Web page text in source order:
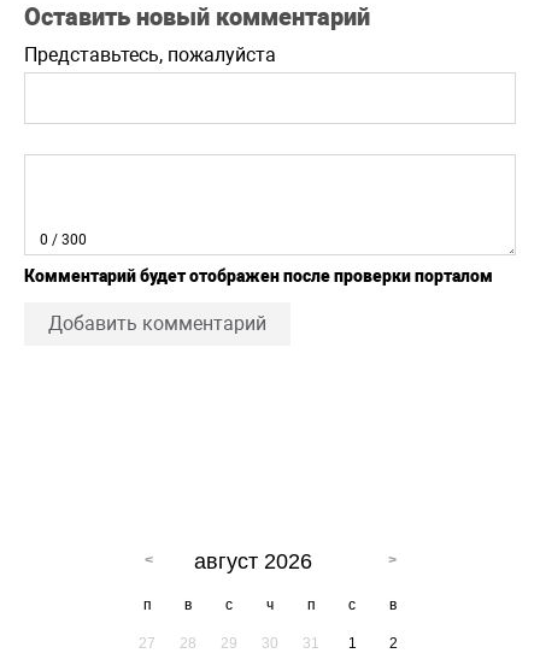
Оставить новый комментарий
Представьтесь, пожалуйста
0 / 300
Комментарий будет отображен после проверки порталом
Добавить комментарий
август 2026
п в с ч п с в
27 28 29 30 31 1 2